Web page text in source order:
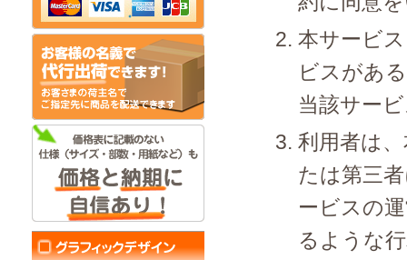
本サービ
ビスがあ
当該サー
利用者は
たは第三
ービスの
るような